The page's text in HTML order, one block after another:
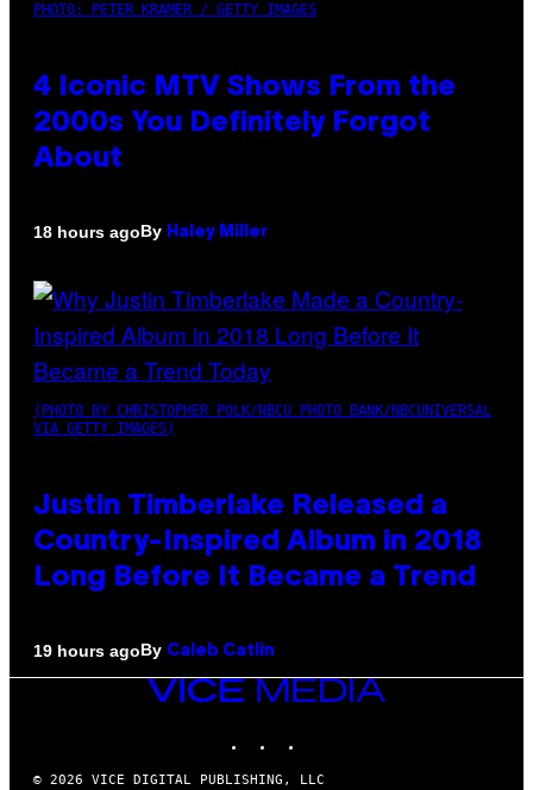
PHOTO: PETER KRAMER / GETTY IMAGES
4 Iconic MTV Shows From the
2000s You Definitely Forgot
About
18 hours agoBy Haley Miller
(PHOTO BY CHRISTOPHER POLK/NBCU PHOTO BANK/NBCUNIVERSAL
VIA GETTY IMAGES)
Justin Timberlake Released a
Country-Inspired Album in 2018
Long Before It Became a Trend
19 hours agoBy Caleb Catlin
VICE
© 2026 VICE DIGITAL PUBLISHING, LLC